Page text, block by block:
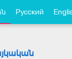
Русский